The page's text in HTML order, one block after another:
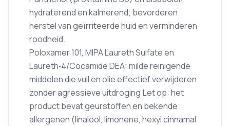
hydraterend en kalmerend; bevorderen
herstel van geïrriteerde huid en verminderen
roodheid.
Poloxamer 101, MIPA Laureth Sulfate en
Laureth‑4/Cocamide DEA: milde reinigende
middelen die vuil en olie effectief verwijderen
zonder agressieve uitdroging.Let op: het
product bevat geurstoffen en bekende
allergenen (linalool, limonene, hexyl cinnamal